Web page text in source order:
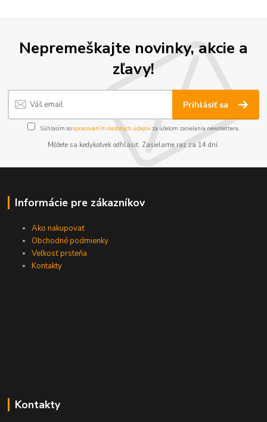
Nepremeškajte novinky, akcie a
zľavy!
Prihlásiť sa
Súhlasím sospracovaním osobných údajov za účelom zasielania newslettera.
Môžete sa kedykoľvek odhlásiť. Zasielame raz za 14 dní.
Informácie pre zákazníkov
Ako nakupovať
Obchodné podmienky
Veľkosť prsteňa
Kontakty
Kontakty